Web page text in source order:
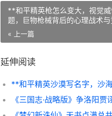
**和平精英枪怎么变大，视觉
题，巨物枪械背后的心理战术
« 上一篇
延伸阅读
**和平精英沙漠写名字，沙